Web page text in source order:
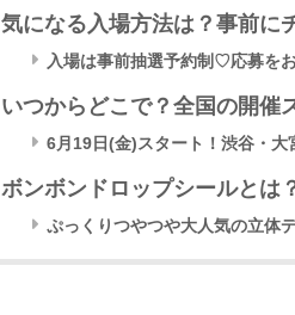
気になる入場方法は？事前に
入場は事前抽選予約制♡応募を
いつからどこで？全国の開催
6月19日(金)スタート！渋谷・
ボンボンドロップシールとは
ぷっくりつやつや大人気の立体